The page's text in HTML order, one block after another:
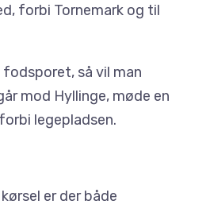
forbi Tornemark og til
så vil man
mod Hyllinge, møde en
legepladsen.
er der både